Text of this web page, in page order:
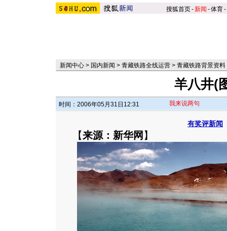
搜狐首页-新闻 -体育-
新闻中心 > 国内新闻 > 青藏铁路全线运营 > 青藏铁路背景资料
羊八井(
时间：2006年05月31日12:31 我来说两句
有奖评新闻
【来源：新华网 】